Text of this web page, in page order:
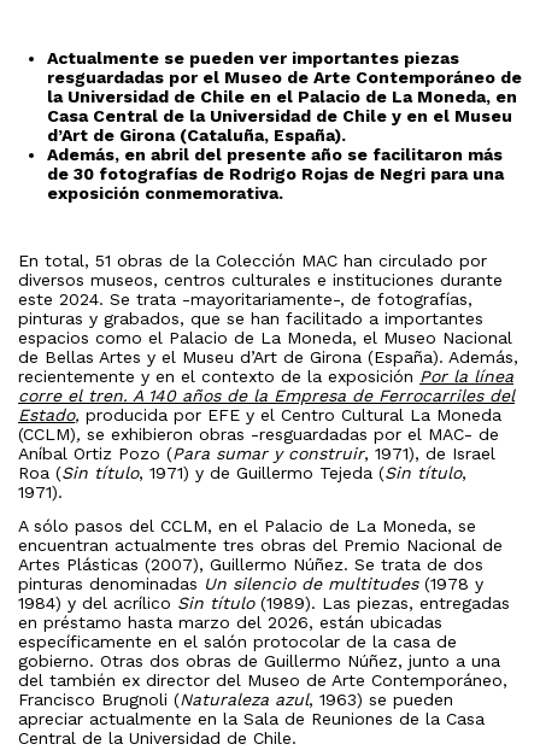
Actualmente se pueden ver importantes piezas
resguardadas por el Museo de Arte Contemporáneo de
la Universidad de Chile en el Palacio de La Moneda, en
Casa Central de la Universidad de Chile y en el Museu
d’Art de Girona (Cataluña, España).
Además, en abril del presente año se facilitaron más
de 30 fotografías de Rodrigo Rojas de Negri para una
exposición conmemorativa.
En total, 51 obras de la Colección MAC han circulado por
diversos museos, centros culturales e instituciones durante
este 2024. Se trata -mayoritariamente-, de fotografías,
pinturas y grabados, que se han facilitado a importantes
espacios como el Palacio de La Moneda, el Museo Nacional
de Bellas Artes y el Museu d’Art de Girona (España). Además,
recientemente y en el contexto de la exposición Por la línea
corre el tren. A 140 años de la Empresa de Ferrocarriles del
Estado, producida por EFE y el Centro Cultural La Moneda
(CCLM), se exhibieron obras -resguardadas por el MAC- de
Aníbal Ortiz Pozo (Para sumar y construir, 1971), de Israel
Roa (Sin título, 1971) y de Guillermo Tejeda (Sin título,
1971).
A sólo pasos del CCLM, en el Palacio de La Moneda, se
encuentran actualmente tres obras del Premio Nacional de
Artes Plásticas (2007), Guillermo Núñez. Se trata de dos
pinturas denominadas Un silencio de multitudes(1978 y
1984) y del acrílico Sin título(1989). Las piezas, entregadas
en préstamo hasta marzo del 2026, están ubicadas
específicamente en el salón protocolar de la casa de
gobierno. Otras dos obras de Guillermo Núñez, junto a una
del también ex director del Museo de Arte Contemporáneo,
Francisco Brugnoli (Naturaleza azul, 1963) se pueden
apreciar actualmente en la Sala de Reuniones de la Casa
Central de la Universidad de Chile.